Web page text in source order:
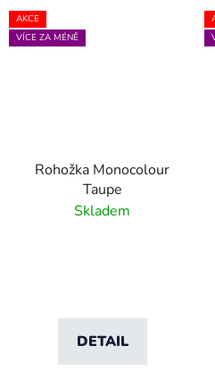
AKCE
VÍCE ZA MÉNĚ
Rohožka Monocolour
Taupe
Skladem
DETAIL